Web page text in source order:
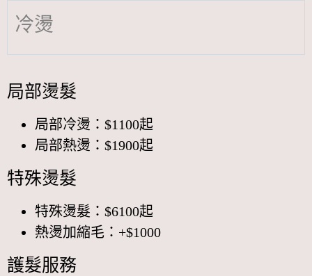
冷燙
局部燙髮
局部冷燙：$1100起
局部熱燙：$1900起
特殊燙髮
特殊燙髮：$6100起
熱燙加縮毛：+$1000
護髮服務